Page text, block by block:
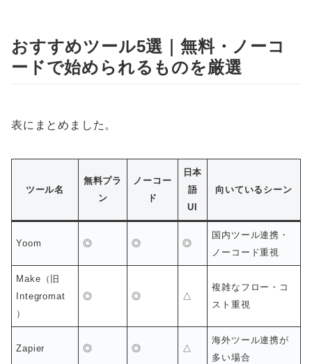
おすすめツール5選｜無料・ノーコ
ードで始められるものを厳選
表にまとめました。
ツール名
無料プラ
ン
ノーコー
ド
日本
語
UI
向いているシーン
Yoom ◎ ◎ ◎
国内ツール連携・
ノーコード重視
Make（旧
Integromat
）
◎ ◎ △
複雑なフロー・コ
スト重視
Zapier ◎ ◎ △
海外ツール連携が
多い場合